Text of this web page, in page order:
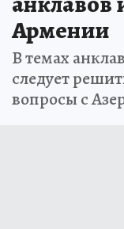
Армении
В темах
следует
вопросы с